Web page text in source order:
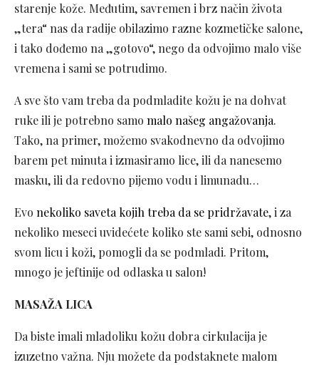
starenje kože. Međutim, savremen i brz način života
„tera“ nas da radije obilazimo razne kozmetičke salone,
i tako dođemo na „gotovo“, nego da odvojimo malo više
vremena i sami se potrudimo.
A sve što vam treba da podmladite kožu je na dohvat
ruke ili je potrebno samo malo našeg angažovanja.
Tako, na primer, možemo svakodnevno da odvojimo
barem pet minuta i izmasiramo lice, ili da nanesemo
masku, ili da redovno pijemo vodu i limunadu…
Evo nekoliko saveta kojih treba da se pridržavate, i za
nekoliko meseci uvidećete koliko ste sami sebi, odnosno
svom licu i koži, pomogli da se podmladi. Pritom,
mnogo je jeftinije od odlaska u salon!
MASAŽA LICA
Da biste imali mladoliku kožu dobra cirkulacija je
izuzetno važna. Nju možete da podstaknete malom